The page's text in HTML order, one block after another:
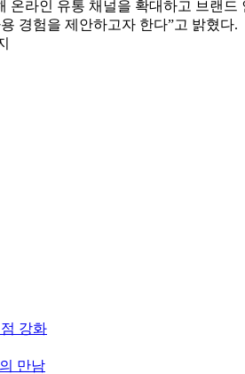
온라인 유통 채널을 확대하고 브랜
경험을 제안하고자 한다”고 밝혔다.
강화
만남